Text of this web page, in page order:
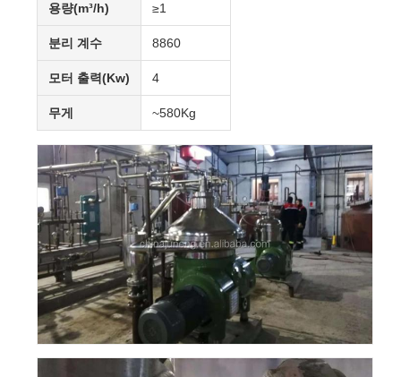
용량(m³/h) ≥1
분리 계수 8860
모터 출력(Kw) 4
무게 ~580Kg